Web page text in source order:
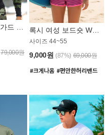
79,000원
사이즈 44~55
9,000원 (87%) 69,000원